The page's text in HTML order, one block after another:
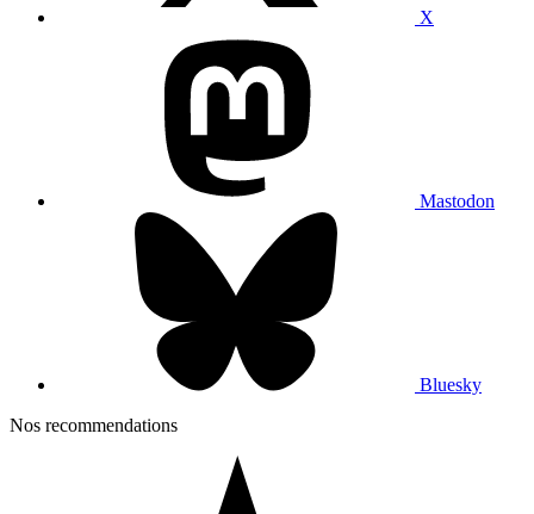
X
Mastodon
Bluesky
Nos recommendations